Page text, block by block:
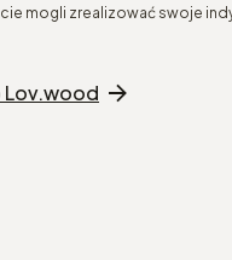
mogli zrealizować swoje
Lov.wood